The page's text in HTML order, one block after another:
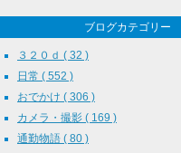
ブログカテゴリー
３２０ｄ ( 32 )
日常 ( 552 )
おでかけ ( 306 )
カメラ・撮影 ( 169 )
通勤物語 ( 80 )